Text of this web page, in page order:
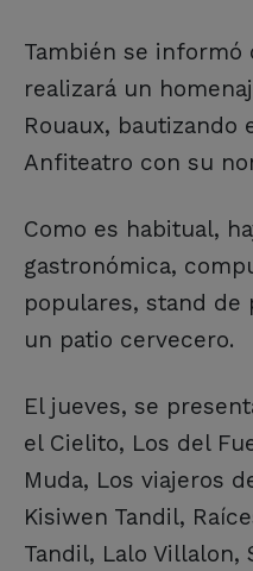
También se informó
realizará un
Rouaux, bautizando
Anfiteatro con su
Como es habitual,
gastronómica,
populares, stand de
un patio cervecero.
El jueves, se
el Cielito, Los del
Muda, Los viajeros
Kisiwen Tandil,
Tandil, Lalo Villalon,